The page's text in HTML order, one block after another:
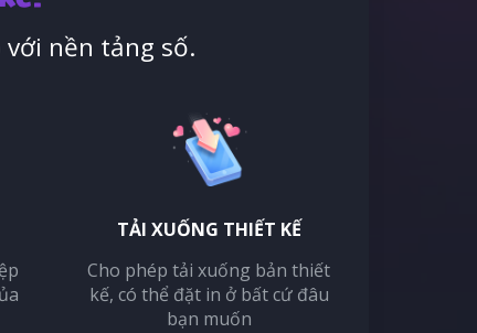
nền tảng số.
TẢI XUỐNG THIẾT KẾ
Cho phép tải xuống bản thiết
kế, có thể đặt in ở bất cứ đâu
bạn muốn